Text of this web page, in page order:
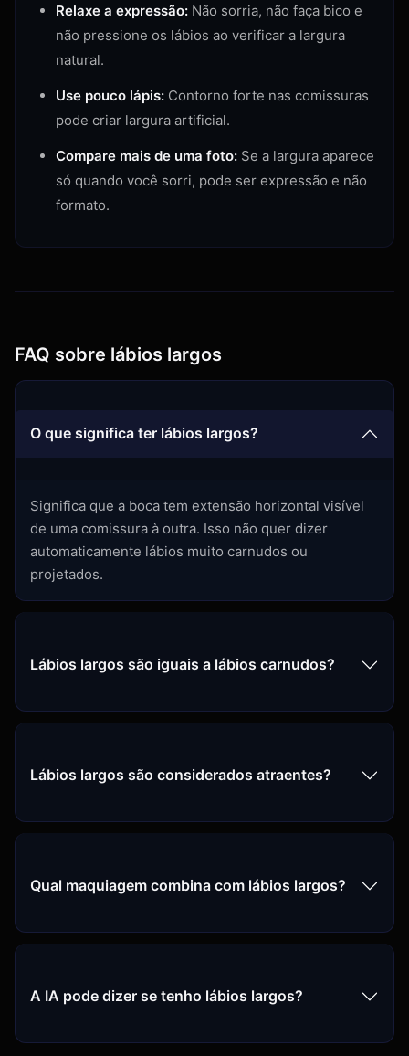
Relaxe a expressão: Não sorria, não faça bico e
não pressione os lábios ao verificar a largura
natural.
Use pouco lápis: Contorno forte nas comissuras
pode criar largura artificial.
Compare mais de uma foto: Se a largura aparece
só quando você sorri, pode ser expressão e não
formato.
FAQ sobre lábios largos
O que significa ter lábios largos?
Significa que a boca tem extensão horizontal visível
de uma comissura à outra. Isso não quer dizer
automaticamente lábios muito carnudos ou
projetados.
Lábios largos são iguais a lábios carnudos?
Lábios largos são considerados atraentes?
Qual maquiagem combina com lábios largos?
A IA pode dizer se tenho lábios largos?